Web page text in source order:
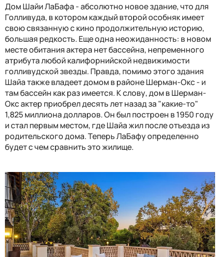
Дом Шайи ЛаБафа - абсолютно новое здание, что для
Голливуда, в котором каждый второй особняк имеет
свою связанную с кино продолжительную историю,
большая редкость. Еще одна неожиданность: в новом
месте обитания актера нет бассейна, непременного
атрибута любой калифорнийской недвижимости
голливудской звезды. Правда, помимо этого здания
Шайа также владеет домом в районе Шерман-Окс - и
там бассейн как раз имеется. К слову, дом в Шерман-
Окс актер приобрел десять лет назад за "какие-то"
1,825 миллиона долларов. Он был построен в 1950 году
и стал первым местом, где Шайа жил после отъезда из
родительского дома. Теперь ЛаБафу определенно
будет с чем сравнить это жилище.